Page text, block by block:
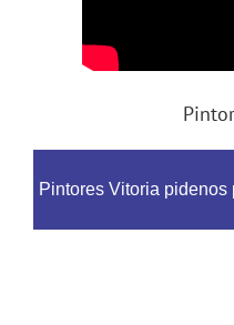
Pintores Vitoria